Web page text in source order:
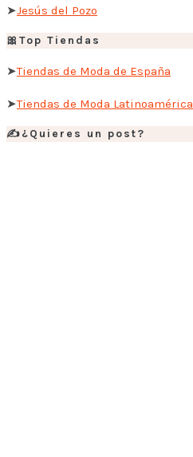
➤Jesús del Pozo
🎀Top Tiendas
➤Tiendas de Moda de España
➤Tiendas de Moda Latinoamérica
✍️¿Quieres un post?